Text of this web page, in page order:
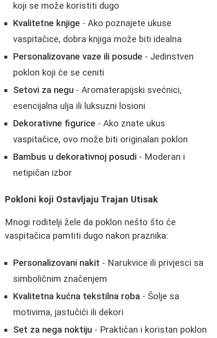
koji se može koristiti dugo
Kvalitetne knjige - Ako poznajete ukuse
vaspitačice, dobra knjiga može biti idealna
Personalizovane vaze ili posude - Jedinstven
poklon koji će se ceniti
Setovi za negu - Aromaterapijski svećnici,
esencijalna ulja ili luksuzni losioni
Dekorativne figurice - Ako znate ukus
vaspitačice, ovo može biti originalan poklon
Bambus u dekorativnoj posudi - Moderan i
netipičan izbor
Pokloni koji Ostavljaju Trajan Utisak
Mnogi roditelji žele da poklon nešto što će
vaspitačica pamtiti dugo nakon praznika:
Personalizovani nakit - Narukvice ili privjesci sa
simboličnim značenjem
Kvalitetna kućna tekstilna roba - Šolje sa
motivima, jastučići ili dekori
Set za nega noktiju - Praktičan i koristan poklon